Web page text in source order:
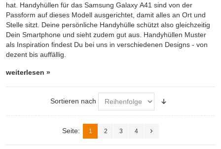
hat. Handyhüllen für das Samsung Galaxy A41 sind von der
Passform auf dieses Modell ausgerichtet, damit alles an Ort und
Stelle sitzt. Deine persönliche Handyhülle schützt also gleichzeitig
Dein Smartphone und sieht zudem gut aus. Handyhüllen Muster
als Inspiration findest Du bei uns in verschiedenen Designs - von
dezent bis auffällig.
weiterlesen »
Sortieren nach
Seite: 1 2 3 4